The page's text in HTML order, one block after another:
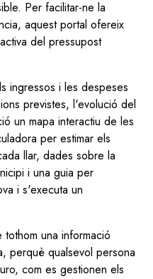
Per facilitar-ne la
aquest portal ofereix
del pressupost
ingressos i les despeses
previstes, l'evolució del
un mapa interactiu de les
per estimar els
llar, dades sobre la
i una guia per
i s'executa un
una informació
perquè qualsevol persona
com es gestionen els